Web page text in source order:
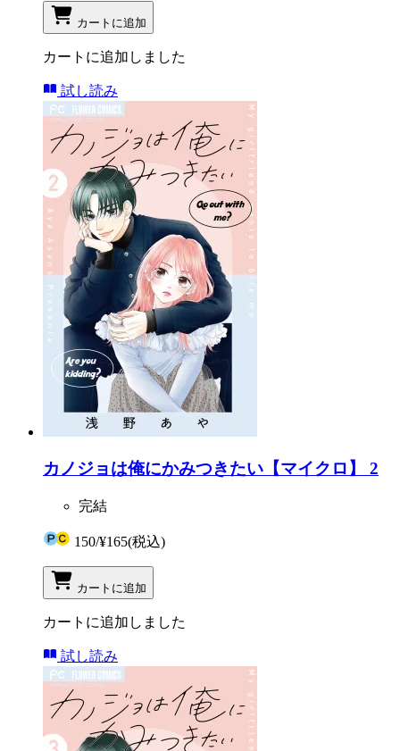
カートに追加
カートに追加しました
試し読み
カノジョは俺にかみつきたい【マイクロ】 2
完結
150/¥165(税込)
カートに追加
カートに追加しました
試し読み